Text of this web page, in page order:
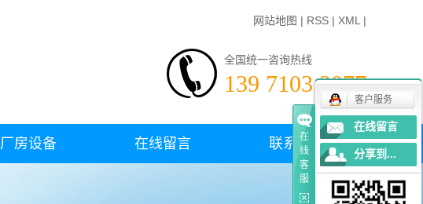
网站地图 | RSS | XML |
全国统一咨询热线
139 7103 3077
厂房设备 在线留言 联系我们
在
线
客
服
客户服务
在线留言
分享到...